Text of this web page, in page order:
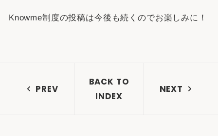
Knowme制度の投稿は今後も続くのでお楽しみに！
PREV
BACK TO
INDEX
NEXT